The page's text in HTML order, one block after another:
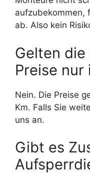
aufzubekommen,
ab. Also kein
Gelten
Preise nur
Nein. Die Preise
Km. Falls Sie
uns an.
Gibt es